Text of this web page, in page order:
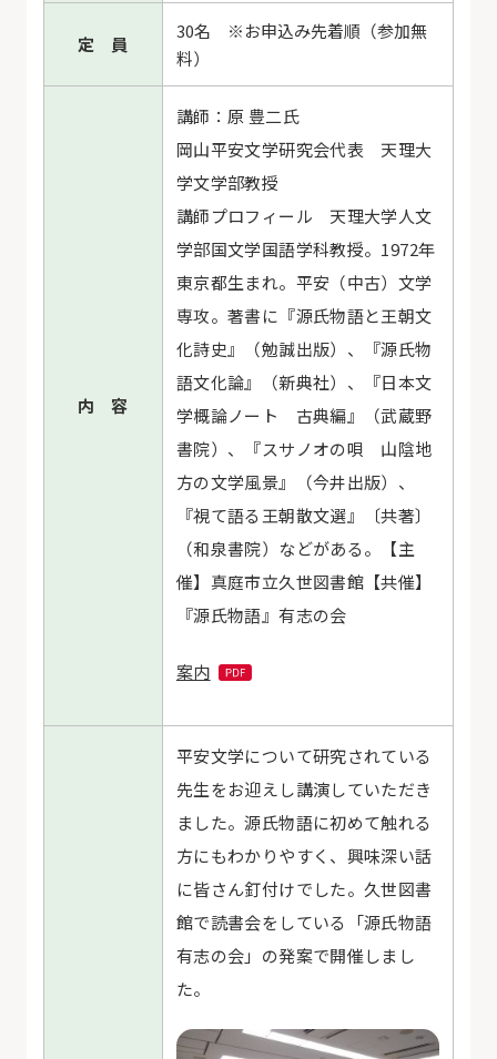
定 員
30名 ※お申込み先着順（参加無
料）
内 容
講師：原 豊二氏
岡山平安文学研究会代表 天理大
学文学部教授
講師プロフィール 天理大学人文
学部国文学国語学科教授。1972年
東京都生まれ。平安（中古）文学
専攻。著書に『源氏物語と王朝文
化詩史』（勉誠出版）、『源氏物
語文化論』（新典社）、『日本文
学概論ノート 古典編』（武蔵野
書院）、『スサノオの唄 山陰地
方の文学風景』（今井出版）、
『視て語る王朝散文選』〔共著〕
（和泉書院）などがある。【主
催】真庭市立久世図書館【共催】
『源氏物語』有志の会
案内
平安文学について研究されている
先生をお迎えし講演していただき
ました。源氏物語に初めて触れる
方にもわかりやすく、興味深い話
に皆さん釘付けでした。久世図書
館で読書会をしている「源氏物語
有志の会」の発案で開催しまし
た。